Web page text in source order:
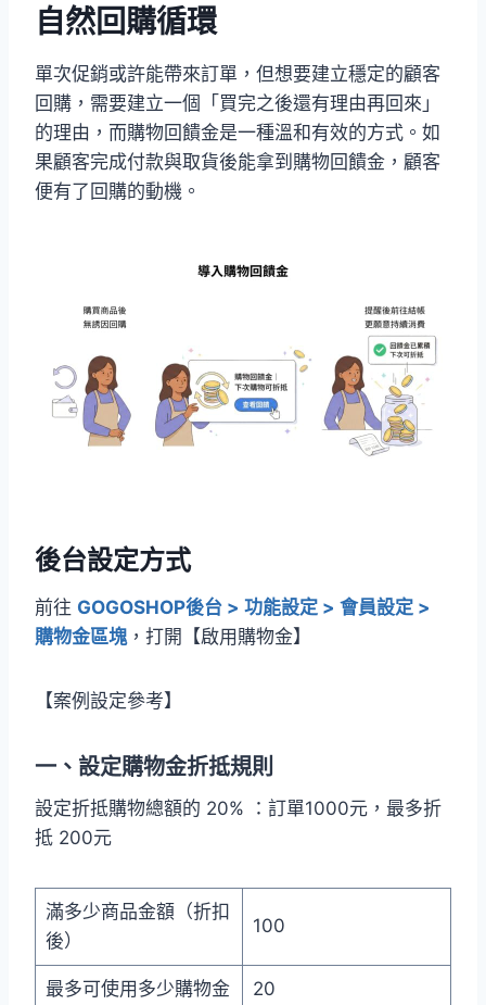
自然回購循環
單次促銷或許能帶來訂單，但想要建立穩定的顧客
回購，需要建立一個「買完之後還有理由再回來」
的理由，而購物回饋金是一種溫和有效的方式。如
果顧客完成付款與取貨後能拿到購物回饋金，顧客
便有了回購的動機。
後台設定方式
前往 GOGOSHOP後台 > 功能設定 > 會員設定 >
購物金區塊，打開【啟用購物金】
【案例設定參考】
一、 設定購物金折抵規則
設定折抵購物總額的 20% ：訂單1000元，最多折
抵 200元
滿多少商品金額（折扣
後）
100
最多可使用多少購物金 20